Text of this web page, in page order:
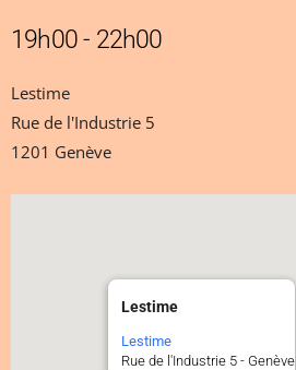
19h00 - 22h00
Lestime
Rue de l'Industrie 5
1201 Genève
Lestime
Lestime
Rue de l'Industrie 5 - Genève